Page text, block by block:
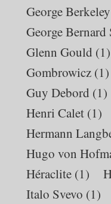
George Berkeley
George Bernard
Glenn Gould (1)
Gombrowicz (1)
Guy Debord (1)
Henri Calet (1)
Hermann
Hugo von
Héraclite (1)
Italo Svevo (1)